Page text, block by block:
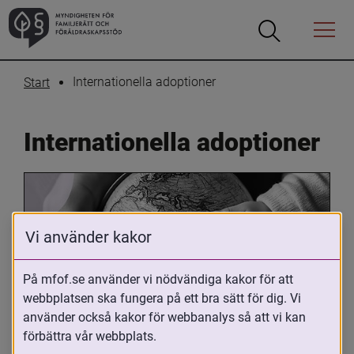
Öppna
Öppna
Menyn
Start Internationella adoptioner
Internationella adoptioner
Oavsett om du är adopterad,
adoptivförälder eller arbetar med
Vi använder kakor
På mfof.se använder vi nödvändiga kakor för att
webbplatsen ska fungera på ett bra sätt för dig. Vi
använder också kakor för webbanalys så att vi kan
förbättra vår webbplats.